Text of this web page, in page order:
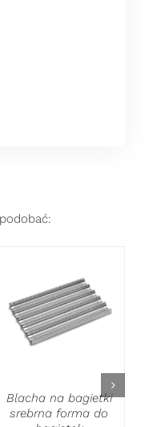
DODAJ DO
KOSZYKA
/
SZCZEGÓŁY
Blacha na bagietki
srebrna forma do